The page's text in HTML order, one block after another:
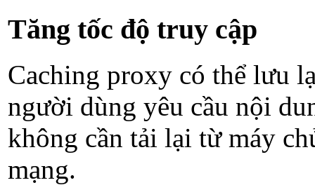
Tăng tốc độ truy cập
Caching proxy có thể lưu
người dùng yêu cầu nội
không cần tải lại từ máy
mạng.